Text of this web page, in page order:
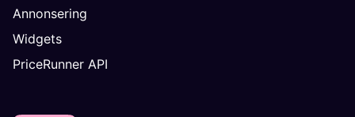
Annonsering
Widgets
PriceRunner API